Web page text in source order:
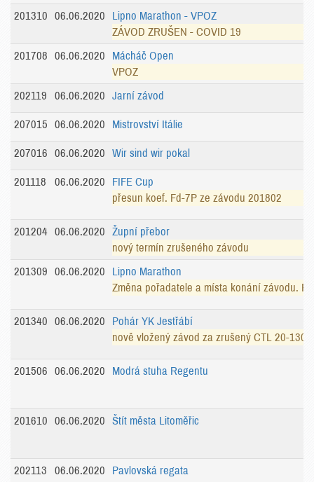
201310 06.06.2020
Lipno Marathon - VPOZ
ZÁVOD ZRUŠEN - COVID 19
201708
06.06.2020
Mácháč Open
VPOZ
202119
06.06.2020 Jarní závod
207015 06.06.2020 Mistrovství Itálie
207016 06.06.2020 Wir sind wir pokal
201118 06.06.2020
FIFE Cup
přesun koef. Fd-7P ze závodu 201802
201204 06.06.2020
Župní přebor
nový termín zrušeného závodu
201309
06.06.2020
Lipno Marathon
Změna pořadatele a místa konání závodu.
201340 06.06.2020
Pohár YK Jestřábí
nově vložený závod za zrušený CTL 20-1308
201506 06.06.2020 Modrá stuha Regentu
201610 06.06.2020 Štít města Litoměřic
202113 06.06.2020 Pavlovská regata